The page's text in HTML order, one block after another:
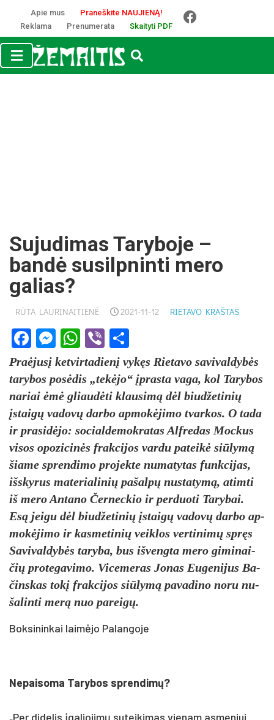
Apie mus
Praneškite NAUJIENĄ!
Reklama
Prenumerata Skaityti PDF
Sujudimas Taryboje –
bandė susilpninti mero
galias?
RŪTA LAURINAITIENĖ 2021-11-12 RIETAVO KRAŠTAS
Facebook
Messenger
WhatsApp
Viber
Praė­jusį ket­vir­ta­dienį vykęs Rie­ta­vo sa­vi­val­dybės
ta­ry­bos po­sėdis „tekė­jo“ įpras­ta va­ga, kol Ta­ry­bos
na­riai ėmė gliaudė­ti klau­simą dėl biud­že­ti­nių
įstaigų va­dovų dar­bo ap­mokė­ji­mo tvar­kos. O ta­da
ir pra­si­dėjo: so­cial­de­mok­ra­tas Alf­re­das Moc­kus
vi­sos opo­zi­cinės frak­ci­jos var­du pa­teikė siū­lymą
šia­me spren­di­mo pro­jek­te nu­ma­ty­tas funk­ci­jas,
išs­ky­rus ma­te­ria­li­nių pa­šalpų nu­sta­tymą, atim­ti
iš me­ro An­ta­no Čer­nec­kio ir per­duo­ti Ta­ry­bai.
Esą jei­gu dėl biud­že­ti­nių įstaigų va­dovų dar­bo ap­
mokė­ji­mo ir kas­me­ti­nių veik­los ver­ti­nimų spręs
Sa­vi­val­dybės ta­ry­ba, bus iš­veng­ta me­ro gi­mi­nai­
čių pro­te­ga­vi­mo. Vi­ce­me­ras Jo­nas Eu­ge­ni­jus Ba­
čins­kas tokį frak­ci­jos siū­lymą pa­va­di­no noru nu­
ša­lin­ti merą nuo pa­reigų.
Boksininkai laimėjo Palangoje
Ne­pai­so­ma Ta­ry­bos spren­dimų?
„Per di­de­lis įga­lio­jimų su­tei­ki­mas vie­nam as­me­niui